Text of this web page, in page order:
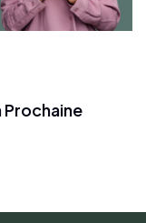
Prochaine